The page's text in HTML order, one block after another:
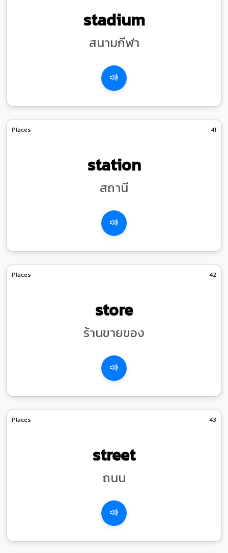
stadium
สนามกีฬา
Places 41
station
สถานี
Places 42
store
ร้านขายของ
Places 43
street
ถนน